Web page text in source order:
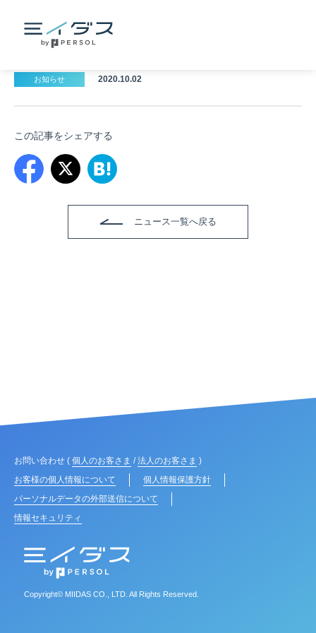
お知らせ 2020.10.02
この記事をシェアする
ニュース一覧へ戻る
Copyright© MIIDAS CO., LTD. All Rights Reserved.
お問い合わせ ( 個人のお客さま / 法人のお客さま )
お客様の個人情報について
個人情報保護方針
パーソナルデータの外部送信について
情報セキュリティ